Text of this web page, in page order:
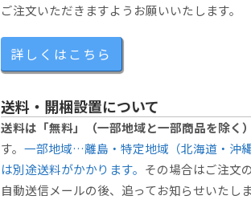
ご注文いただきますようお願いいたします。
詳しくはこちら
送料・開梱設置について
送料は「無料」（一部地域と一部商品を除く）
す。 一部地域…離島・特定地域（北海道・沖縄
は別途送料がかかります。 その場合はご注文
自動送信メールの後、追ってお知らせいたしま